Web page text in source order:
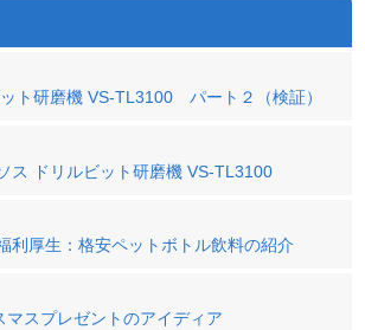
ト研磨機 VS-TL3100 パート２（検証）
ス ドリルビット研磨機 VS-TL3100
利厚生：格安ペットボトル飲料の紹介
マスプレゼントのアイディア